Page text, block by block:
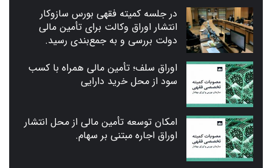
در جلسه کمیته فقهی بورس سازوکار
انتشار اوراق وکالت برای تأمین مالی
دولت بررسی و به جمع‌بندی رسید.
اوراق سلف؛ تأمین مالی همراه با کسب
سود از محل خرید دارایی
امکان توسعه تأمین مالی از محل انتشار
اوراق اجاره مبتنی بر سهام.